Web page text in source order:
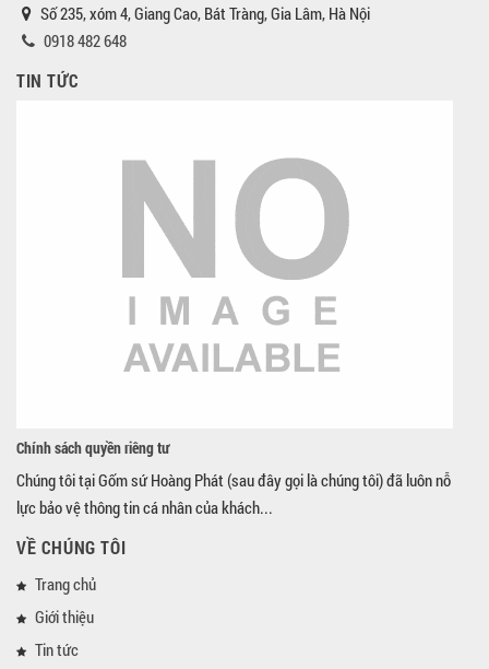
Số 235, xóm 4, Giang Cao, Bát Tràng, Gia Lâm, Hà Nội
0918 482 648
TIN TỨC
Chính sách quyền riêng tư
Chúng tôi tại Gốm sứ Hoàng Phát (sau đây gọi là chúng tôi) đã luôn nỗ
lực bảo vệ thông tin cá nhân của khách...
VỀ CHÚNG TÔI
Trang chủ
Giới thiệu
Tin tức